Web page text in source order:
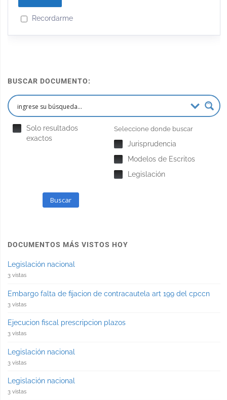
Recordarme
BUSCAR DOCUMENTO:
Solo resultados
exactos
Seleccione donde buscar
Jurisprudencia
Modelos de Escritos
Legislación
Buscar
DOCUMENTOS MÁS VISTOS HOY
Legislación nacional
3 vistas
Embargo falta de fijacion de contracautela art 199 del cpccn
3 vistas
Ejecucion fiscal prescripcion plazos
3 vistas
Legislación nacional
3 vistas
Legislación nacional
3 vistas